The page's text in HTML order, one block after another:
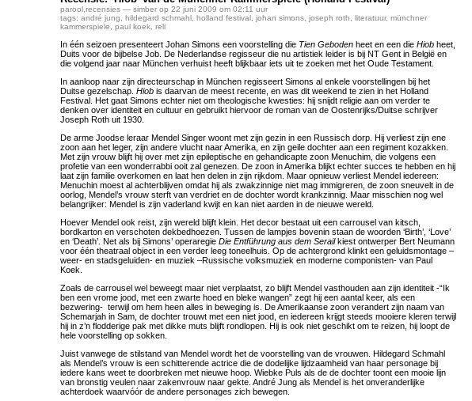
parool recensies — simber op 22 juni 2009 om 02:11 uur
tags: andré jung hildegard schmahl holland festival johan simons joseph roth literatuur, münchner
kammerspiele
paul koek reli
In één seizoen presenteert Johan Simons een voorstelling die Tien Geboden heet en een die Hiob heet,
Duits voor de bijbelse Job. De Nederlandse regisseur die nu artistiek leider is bij NT Gent in België en
die volgend jaar naar München verhuist heeft blijkbaar iets uit te zoeken met het Oude Testament.
In aanloop naar zijn directeurschap in München regisseert Simons al enkele voorstellingen bij het
Duitse gezelschap. Hiob is daarvan de meest recente, en was dit weekend te zien in het Holland
Festival. Het gaat Simons echter niet om theologische kwesties: hij snijdt religie aan om verder te
denken over identiteit en cultuur en gebruikt hiervoor de roman van de Oostenrijks/Duitse schrijver
Joseph Roth uit 1930.
De arme Joodse leraar Mendel Singer woont met zijn gezin in een Russisch dorp. Hij verliest zijn ene
zoon aan het leger, zijn andere vlucht naar Amerika, en zijn geile dochter aan een regiment kozakken.
Met zijn vrouw blijft hij over met zijn epileptische en gehandicapte zoon Menuchim, die volgens een
profetie van een wonderrabbi ooit zal genezen. De zoon in Amerika blijkt echter succes te hebben en hij
laat zijn familie overkomen en laat hen delen in zijn rijkdom. Maar opnieuw verliest Mendel iedereen:
Menuchin moest al achterblijven omdat hij als zwakzinnige niet mag immigreren, de zoon sneuvelt in de
oorlog, Mendel’s vrouw sterft van verdriet en de dochter wordt krankzinnig. Maar misschien nog wel
belangrijker: Mendel is zijn vaderland kwijt en kan niet aarden in de nieuwe wereld.
Hoever Mendel ook reist, zijn wereld blijft klein. Het decor bestaat uit een carrousel van kitsch,
bordkarton en verschoten dekbedhoezen. Tussen de lampjes bovenin staan de woorden ‘Birth’, ‘Love’
en ‘Death’. Net als bij Simons’ operaregie Die Entführung aus dem Serailkiest ontwerper Bert Neumann
voor één theatraal object in een verder leeg toneelhuis. Op de achtergrond klinkt een geluidsmontage –
weer- en stadsgeluiden- en muziek –Russische volksmuziek en moderne componisten- van Paul
Koek.
Zoals de carrousel wel beweegt maar niet verplaatst, zo blijft Mendel vasthouden aan zijn identiteit -“Ik
ben een vrome jood, met een zwarte hoed en bleke wangen” zegt hij een aantal keer, als een
bezwering- terwijl om hem heen alles in beweging is. De Amerikaanse zoon verandert zijn naam van
Schemarjah in Sam, de dochter trouwt met een niet jood, en iedereen krijgt steeds mooiere kleren terwijl
hij in z’n flodderige pak met dikke muts blijft rondlopen. Hij is ook niet geschikt om te reizen, hij loopt de
hele voorstelling op sokken.
Juist vanwege de stilstand van Mendel wordt het de voorstelling van de vrouwen. Hildegard Schmahl
als Mendel’s vrouw is een schitterende actrice die de dodelijke lijdzaamheid van haar personage bij
iedere kans weet te doorbreken met nieuwe hoop. Wiebke Puls als de de dochter toont een mooie lijn
van bronstig veulen naar zakenvrouw naar gekte. André Jung als Mendel is het onveranderlijke
achterdoek waarvóór de andere personages zich bewegen.